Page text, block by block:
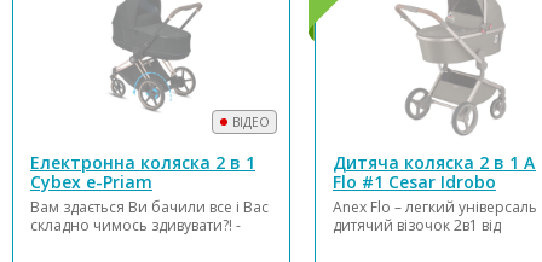
ВІДЕО
Електронна коляска 2 в 1
Cybex e-Priam
Вам здається Ви бачили все і Вас
складно чимось здивувати?! -
Дитяча коляска 2 в 1
Flo #1 Cesar Idrobo
Anex Flo – легкий
дитячий візочок 2в1 від